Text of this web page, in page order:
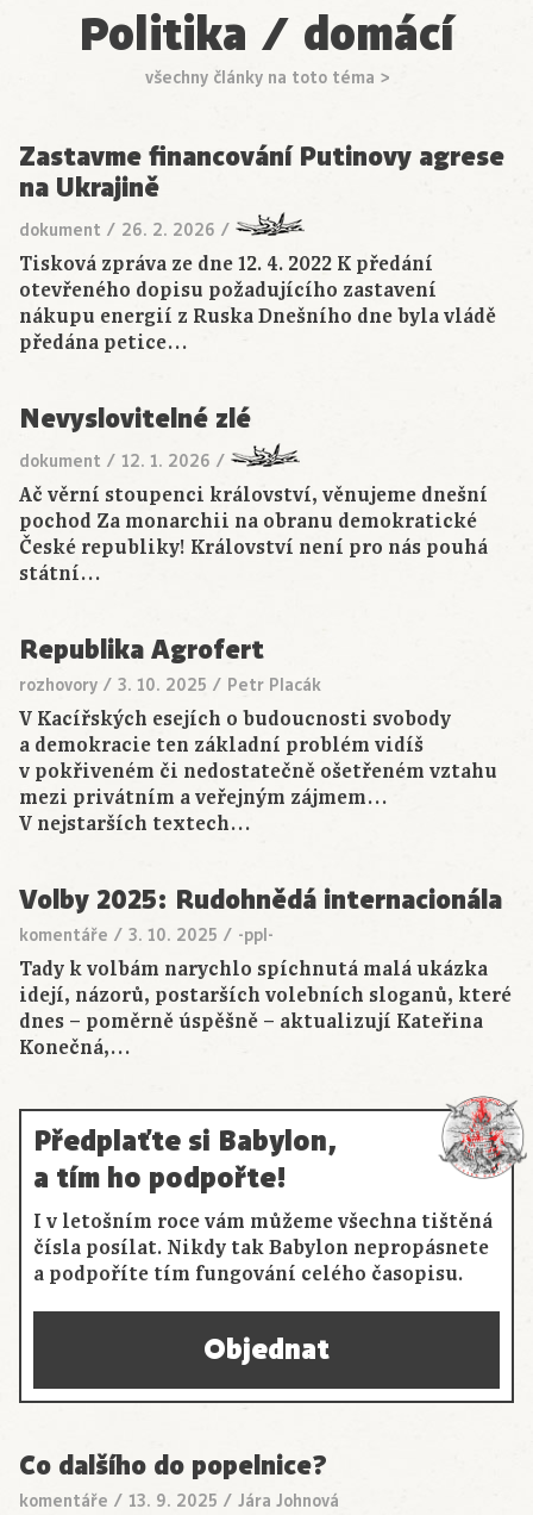
Politika / domácí
všechny články na toto téma >
Zastavme financování Putinovy agrese
na Ukrajině
dokument / 26. 2. 2026 /
Tisková zpráva ze dne 12. 4. 2022 K předání
otevřeného dopisu požadujícího zastavení
nákupu energií z Ruska Dnešního dne byla vládě
předána petice…
Nevyslovitelné zlé
dokument / 12. 1. 2026 /
Ač věrní stoupenci království, věnujeme dnešní
pochod Za monarchii na obranu demokratické
České republiky! Království není pro nás pouhá
státní…
Republika Agrofert
rozhovory / 3. 10. 2025 / Petr Placák
V Kacířských esejích o budoucnosti svobody
a demokracie ten základní problém vidíš
v pokřiveném či nedostatečně ošetřeném vztahu
mezi privátním a veřejným zájmem…
V nejstarších textech…
Volby 2025: Rudohnědá internacionála
komentáře / 3. 10. 2025 / -ppl-
Tady k volbám narychlo spíchnutá malá ukázka
idejí, názorů, postarších volebních sloganů, které
dnes – poměrně úspěšně – aktualizují Kateřina
Konečná,…
Předplaťte si Babylon,
a tím ho podpořte!
I v letošním roce vám můžeme všechna tištěná
čísla posílat. Nikdy tak Babylon nepropásnete
a podpoříte tím fungování celého časopisu.
Objednat
Co dalšího do popelnice?
komentáře / 13. 9. 2025 / Jára Johnová